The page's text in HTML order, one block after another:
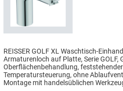
REISSER GOLF XL Waschtisch-
Armaturenloch auf Platte, Serie GOLF,
Oberflächenbehandlung,
Temperatursteuerung, ohne
Montage mit handelsüblichen